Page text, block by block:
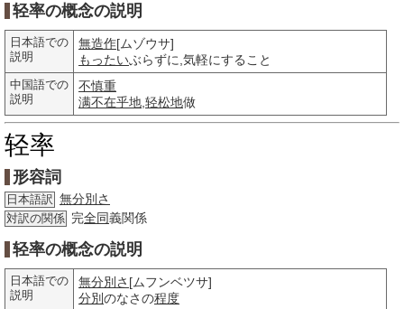
轻率の概念の説明
日本語での
説明
無造作[ムゾウサ]
もったいぶらずに,気軽にすること
中国語での
説明
不慎重
满不在乎地 轻松地做
轻率
形容詞
日本語訳 無分別さ
対訳の関係 完全同義関係
轻率の概念の説明
日本語での
説明
無分別さ [ムフンベツサ]
分別のなさの程度